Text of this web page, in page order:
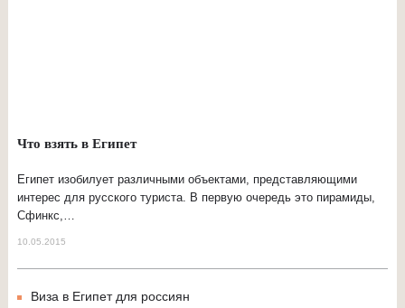
Что взять в Египет
Египет изобилует различными объектами, представляющими
интерес для русского туриста. В первую очередь это пирамиды,
Сфинкс,…
10.05.2015
Виза в Египет для россиян